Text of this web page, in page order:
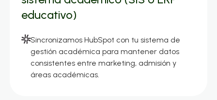
educativo)
Sincronizamos HubSpot con tu sistema de
gestión académica para mantener datos
consistentes entre marketing, admisión y
áreas académicas.